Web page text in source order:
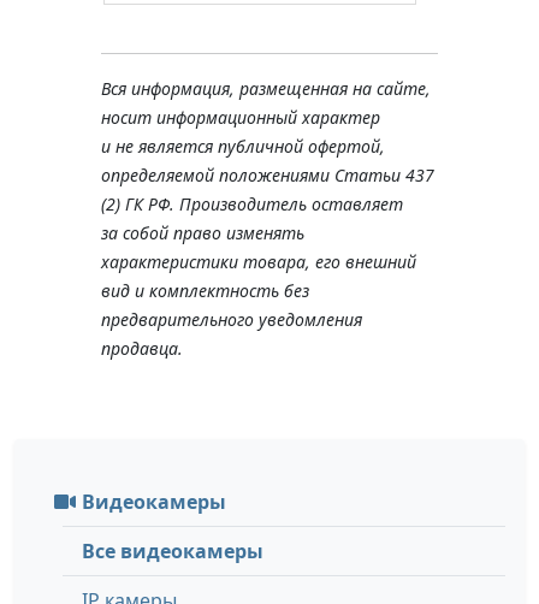
Вся информация, размещенная на сайте,
носит информационный характер
и не является публичной офертой,
определяемой положениями Статьи 437
(2) ГК РФ. Производитель оставляет
за собой право изменять
характеристики товара, его внешний
вид и комплектность без
предварительного уведомления
продавца.
Видеокамеры
Все видеокамеры